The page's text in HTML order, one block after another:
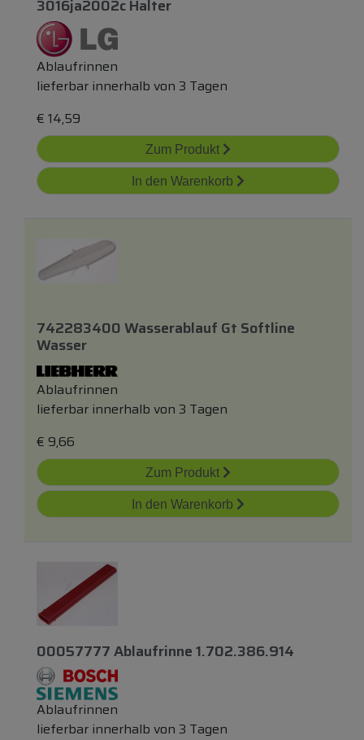
3016ja2002c Halter
Ablaufrinnen
lieferbar innerhalb von 3 Tagen
€ 14,59
Zum Produkt
In den Warenkorb
742283400 Wasserablauf Gt Softline
Wasser
Ablaufrinnen
lieferbar innerhalb von 3 Tagen
€ 9,66
Zum Produkt
In den Warenkorb
00057777 Ablaufrinne 1.702.386.914
Ablaufrinnen
lieferbar innerhalb von 3 Tagen